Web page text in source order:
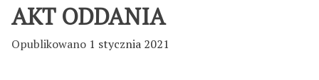
AKT ODDANIA
Opublikowano 1 stycznia 2021